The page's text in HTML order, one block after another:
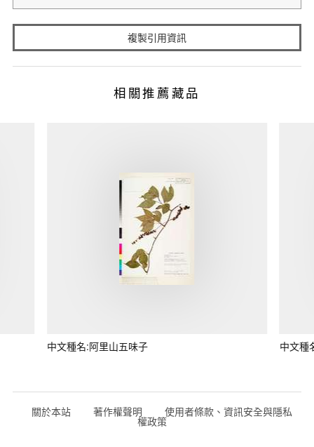
複製引用資訊
相關推薦藏品
中文種名:阿里山五味子 中文種
關於本站 著作權聲明 使用者條款、資訊安全與隱私
權政策